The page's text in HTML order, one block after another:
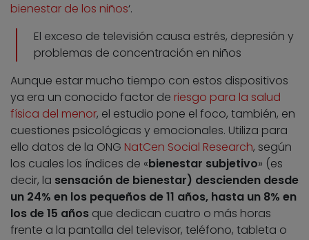
bienestar de los niños‘.
El exceso de televisión causa estrés, depresión y
problemas de concentración en niños
Aunque estar mucho tiempo con estos dispositivos
ya era un conocido factor de riesgo para la salud
física del menor, el estudio pone el foco, también, en
cuestiones psicológicas y emocionales. Utiliza para
ello datos de la ONG NatCen Social Research, según
los cuales los índices de «bienestar subjetivo» (es
decir, la sensación de bienestar) descienden desde
un 24% en los pequeños de 11 años, hasta un 8% en
los de 15 años que dedican cuatro o más horas
frente a la pantalla del televisor, teléfono, tableta o